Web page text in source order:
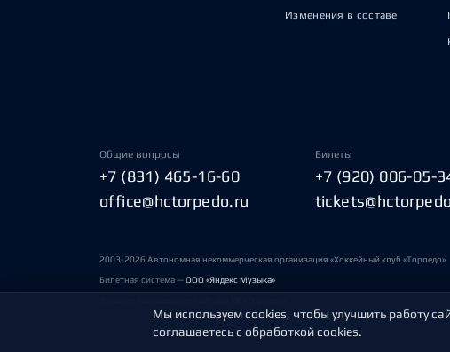
Изменения в составе
Общие вопросы
+7 (831) 465-16-60
office@hctorpedo.ru
Билеты
+7 (920) 006-05-
2003-2026 Автономная некоммерческая организация «Хоккейный клуб «Торпедо»
Билетная система —ООО «Яндекс Музыка»
Мы используем cookies, чтобы улучшить работу
соглашаетесь с обработкой cookies.